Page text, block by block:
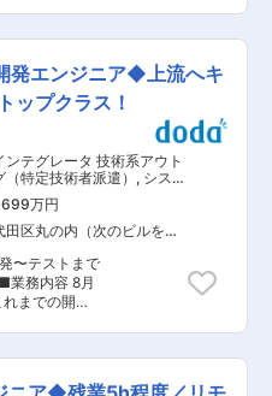
野で培ったノ
どの自社案件
の定める業務
ー4名（その
はキャッシュ
り、新たな
自ら生み出す
ポストで
リア採用によ
各分野におけ
で切磋琢磨
るサービスの
大限に活かし
業をドコモの
間単位で取
したコミュニ
宅勤務でも稼
よる車載制
Simulink
ション環境の
キュリティ
ェーンによ
・HILS(リア
リューション
自慢！ シミ
環境を作り
の下流工程だ
・業務や教
も可能！ 車載
でき、マイコ
を深められ
のように役立
発エンジニア◆上流へキ
ップクラス！
ンテグレータ 技術系アウト
特定技術者派遣） , システ
ア（Web・オープン系・パ
） システムエンジニア
）
699万円
田区丸の内（次のビルを除
〜テストまで
までの開発
し、最適なプ
的な学習支援